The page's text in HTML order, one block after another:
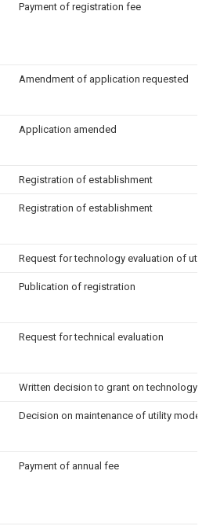
Payment of registration fee
Amendment of application requested
Application amended
Registration of establishment
Registration of establishment
Request for technology evaluation of
Publication of registration
Request for technical evaluation
Written decision to grant on technology
Decision on maintenance of utility model
Payment of annual fee